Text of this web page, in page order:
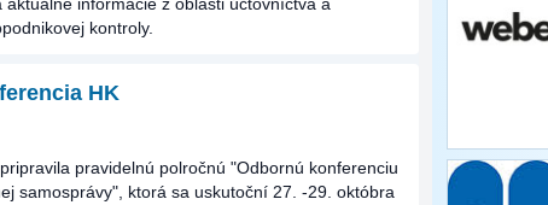
kontroly.
HK
pravidelnú polročnú "Odbornú konferenciu
samosprávy", ktorá sa uskutoční 27. -29. októbra